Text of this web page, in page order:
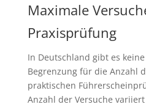
Maximale
Praxisprüfung
In Deutschland gibt es
Begrenzung für die Anzahl
praktischen
Anzahl der Versuche